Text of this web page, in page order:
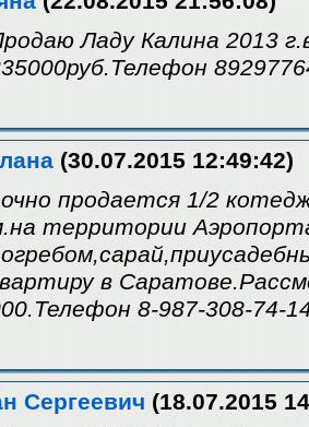
Ладу Калина 2013
(30.07.2015 12:49:42)
продается 1/2
территории
в
8-987-308-74-
Сергеевич (18.07.2015